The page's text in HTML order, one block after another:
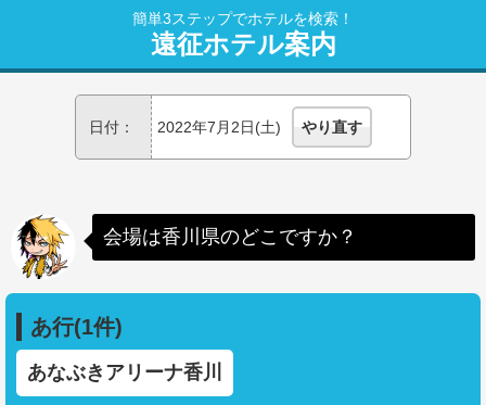
簡単3ステップでホテルを検索！
遠征ホテル案内
日付： 2022年7月2日(土) やり直す
会場は香川県のどこですか？
あ行(1件)
あなぶきアリーナ香川